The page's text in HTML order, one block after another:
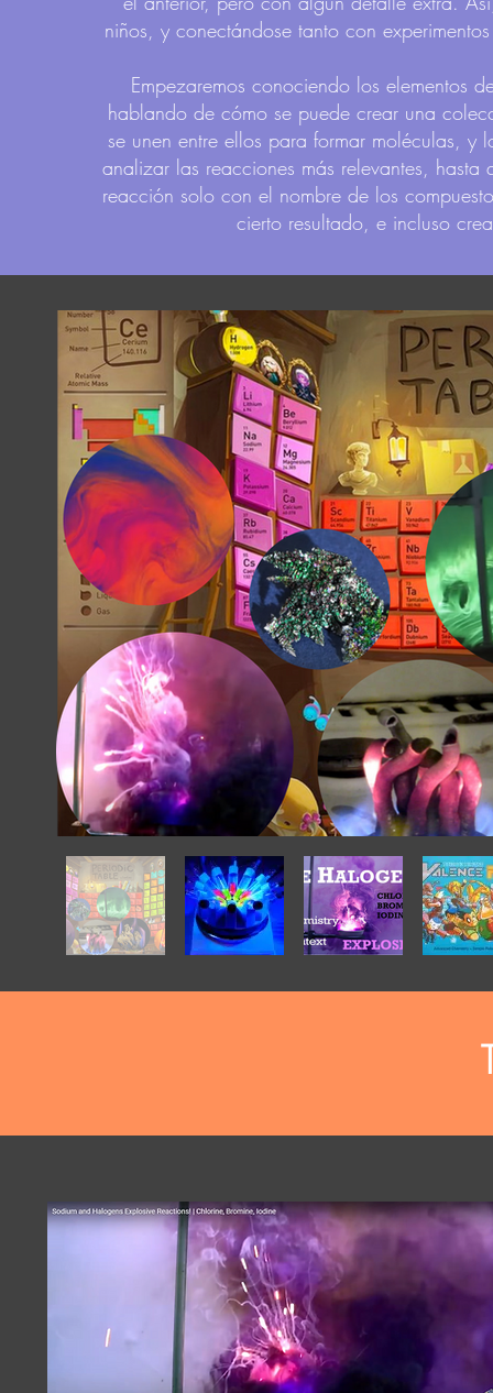
niños, y conectándose tanto con
Empezaremos conociendo los elementos
hablando de cómo se puede crear una
se unen entre ellos para formar moléculas, y
analizar las reacciones más relevantes,
reacción solo con el nombre de los
cierto resultado, e incluso